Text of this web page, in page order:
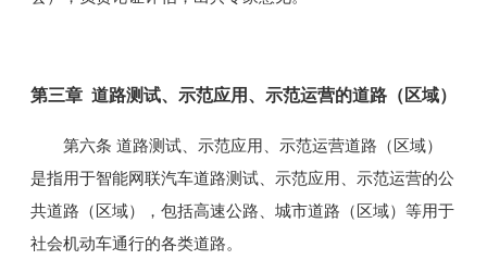
第三章 道路测试、示范应用、示范运营的道路（区域）
第六条 道路测试、示范应用、示范运营道路（区域）
是指用于智能网联汽车道路测试、示范应用、示范运营的公
共道路（区域），包括高速公路、城市道路（区域）等用于
社会机动车通行的各类道路。